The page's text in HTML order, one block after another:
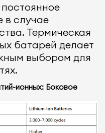
в случае
Термическая
батарей делает
выбором для
ионных: Боковое